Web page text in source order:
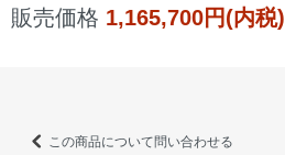
販売価格 1,165,700円(内税)
この商品について問い合わせる